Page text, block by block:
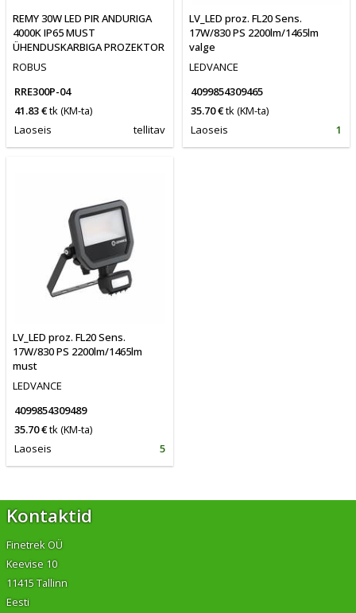
REMY 30W LED PIR ANDURIGA
4000K IP65 MUST
ÜHENDUSKARBIGA PROZEKTOR
ROBUS
RRE300P-04
41.83 €tk(KM-ta)
Laoseis
tellitav
LV_LED proz. FL20 Sens.
17W/830 PS 2200lm/1465lm
valge
LEDVANCE
4099854309465
35.70 €tk(KM-ta)
Laoseis
1
LV_LED proz. FL20 Sens.
17W/830 PS 2200lm/1465lm
must
LEDVANCE
4099854309489
35.70 €tk(KM-ta)
Laoseis
5
Kontaktid
Finetrek OÜ
Keevise 10
11415 Tallinn
Eesti